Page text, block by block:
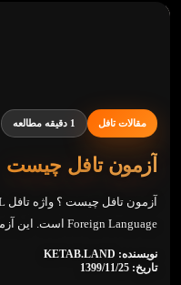
مقالات تافل 1 دقیقه مطالعه
آزمون تافل چیست
Foreign Language است. این آزمون، یکی از
نویسنده: KETAB.LAND
تاریخ: 1399/11/25